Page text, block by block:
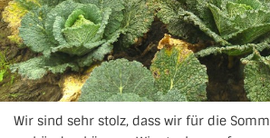
Wir sind sehr stolz, dass wir für die